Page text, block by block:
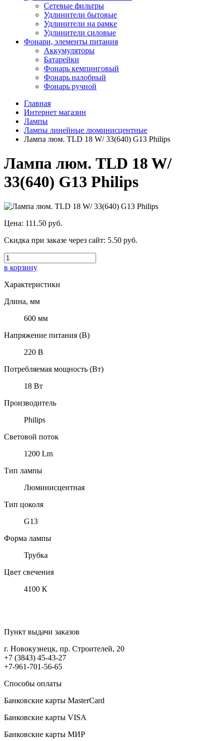
Сетевые фильтры
Удлинители бытовые
Удлинители на рамке
Удлинители силовые
Фонари, элементы питания
Аккумуляторы
Батарейки
Фонарь кемпинговый
Фонарь налобный
Фонарь ручной
Главная
Интернет магазин
Лампы
Лампы линейные люминисцентные
Лампа люм. TLD 18 W/ 33(640) G13 Philips
Лампа люм. TLD 18 W/
33(640) G13 Philips
Цена: 111.50 руб.
Скидка при заказе через сайт: 5.50 руб.
в корзину
Характеристики
Длина, мм
600 мм
Напряжение питания (В)
220 В
Потребляемая мощность (Вт)
18 Вт
Производитель
Philips
Световой поток
1200 Lm
Тип лампы
Люминисцентная
Тип цоколя
G13
Форма лампы
Трубка
Цвет свечения
4100 К
Пункт выдачи заказов
г. Новокузнецк, пр. Строителей, 20
+7 (3843) 45-43-27
+7-961-701-56-65
Способы оплаты
Банковские карты MasterCard
Банковские карты VISA
Банковские карты МИР